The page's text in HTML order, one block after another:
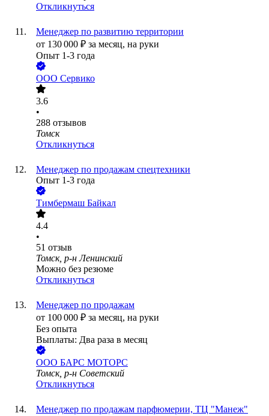
Откликнуться
Менеджер по развитию территории
от 130 000 ₽ за месяц, на руки
Опыт 1-3 года
ООО Сервико
3.6
•
288 отзывов
Томск
Откликнуться
Менеджер по продажам спецтехники
Опыт 1-3 года
Тимбермаш Байкал
4.4
•
51 отзыв
Томск, р-н Ленинский
Можно без резюме
Откликнуться
Менеджер по продажам
от 100 000 ₽ за месяц, на руки
Без опыта
Выплаты: Два раза в месяц
ООО БАРС МОТОРС
Томск, р-н Советский
Откликнуться
Менеджер по продажам парфюмерии, ТЦ "Манеж"